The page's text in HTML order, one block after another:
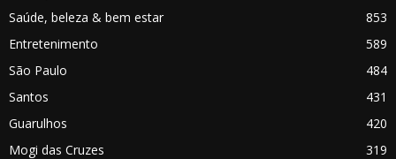
Saúde, beleza & bem estar
853
Entretenimento
589
São Paulo
484
Santos
431
Guarulhos
420
Mogi das Cruzes
319